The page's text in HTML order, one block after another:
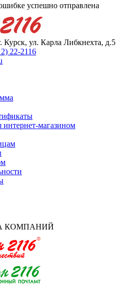
успешно отправлена
Курск, ул. Карла Либкнехта, д.5
22-2116
интернет-магазином
КОМПАНИЙ